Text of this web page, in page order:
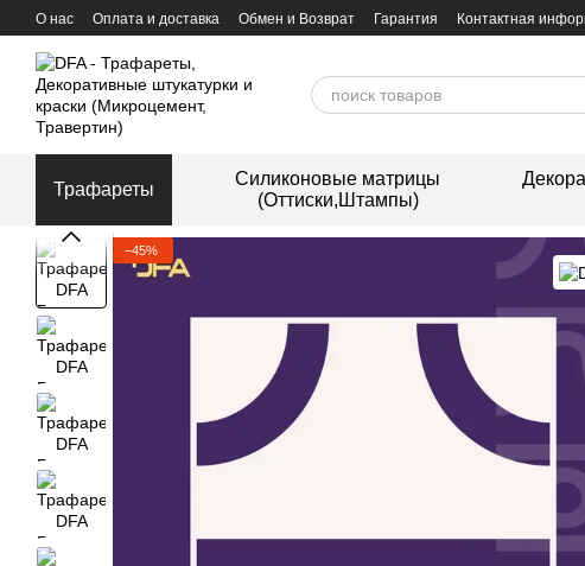
Перейти к основному контенту
О нас Оплата и доставка Обмен и Возврат Гарантия Контактная
Трафареты
Силиконовые матрицы
(Оттиски,Штампы)
−45%